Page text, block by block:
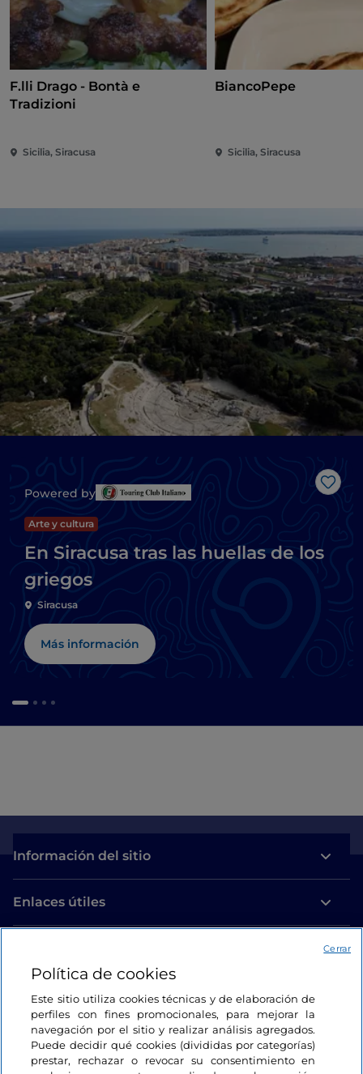
F.lli Drago - Bontà e
Tradizioni
Sicilia, Siracusa
BiancoPepe
Sicilia, Siracusa
Me
Powered by
Arte y cultura
En Siracusa tras las huellas de los
griegos
Siracusa
Más información
Información del sitio
Enlaces útiles
Estamos en contacto
Política de cookies
Este sitio utiliza cookies técnicas y de elaboración de
perfiles con fines promocionales, para mejorar la
navegación por el sitio y realizar análisis agregados.
Puede decidir qué cookies (divididas por categorías)
prestar, rechazar o revocar su consentimiento en
Cerrar